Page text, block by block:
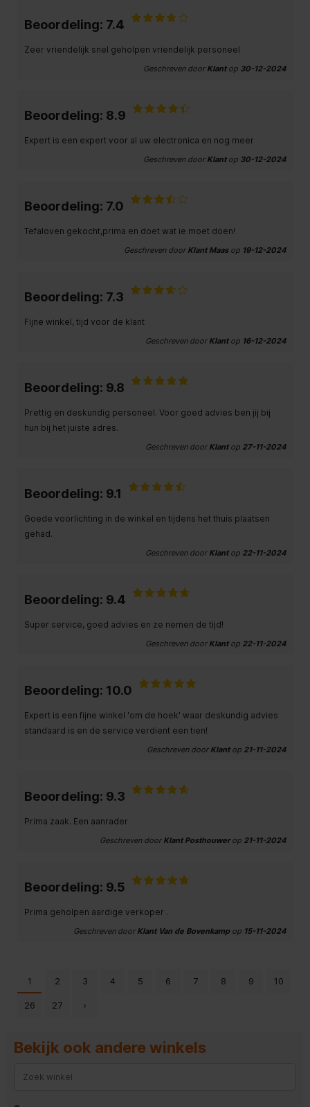
Beoordeling: 7.4
Zeer vriendelijk snel geholpen vriendelijk personeel
Geschreven door Klantop 30-12-2024
Beoordeling: 8.9
Expert is een expert voor al uw electronica en nog meer
Geschreven door Klantop 30-12-2024
Beoordeling: 7.0
Tefaloven gekocht,prima en doet wat ie moet doen!
Geschreven door Klant Maasop 19-12-2024
Beoordeling: 7.3
Fijne winkel, tijd voor de klant
Geschreven door Klantop 16-12-2024
Beoordeling: 9.8
Prettig en deskundig personeel. Voor goed advies ben jij bij
hun bij het juiste adres.
Geschreven door Klantop 27-11-2024
Beoordeling: 9.1
Goede voorlichting in de winkel en tijdens het thuis plaatsen
gehad.
Geschreven door Klantop 22-11-2024
Beoordeling: 9.4
Super service, goed advies en ze nemen de tijd!
Geschreven door Klantop 22-11-2024
Beoordeling: 10.0
Expert is een fijne winkel 'om de hoek' waar deskundig advies
standaard is en de service verdient een tien!
Geschreven door Klantop 21-11-2024
Beoordeling: 9.3
Prima zaak. Een aanrader
Geschreven door Klant Posthouwerop 21-11-2024
Beoordeling: 9.5
Prima geholpen aardige verkoper .
Geschreven door Klant Van de Bovenkamp op 15-11-2024
1 2 3 4 5 6 7 8 9 10
26 27 ›
Bekijk ook andere winkels